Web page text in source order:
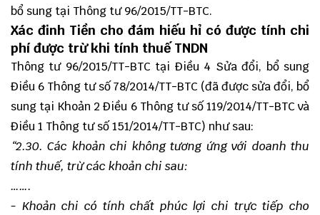
bổ sung tại Thông tư 96/2015/TT-BTC.
Xác đinh Tiền cho đám hiếu hỉ có được tính chi
phí được trừ khi tính thuế TNDN
Thông tư 96/2015/TT-BTC tại Điều 4 Sửa đổi, bổ sung
Điều 6 Thông tư số 78/2014/TT-BTC (đã được sửa đổi, bổ
sung tại Khoản 2 Điều 6 Thông tư số 119/2014/TT-BTC và
Điều 1 Thông tư số 151/2014/TT-BTC) như sau:
“2.30. Các khoản chi không tương ứng với doanh thu
tính thuế, trừ các khoản chi sau:
…….
- Khoản chi có tính chất phúc lợi chi trực tiếp cho